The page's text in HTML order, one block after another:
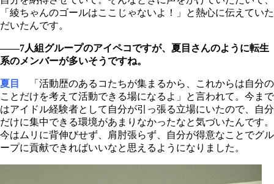
「綾ちゃんのゴールはここじゃないよ！」と熱心に伝えていた
だいたんです。
――7人組グループのアイペコですが、夏目さんのように転生
系のメンバーが多いそうですね。
夏目
「活動歴のあるコたちが集まるから、これからは自分の
ことだけを考えて活動できる場になるよ」と言われて。今まで
はアイドル経験者として自分が引っ張る立場にいたので、自分
だけに集中できる環境があまりなかったなと気づいたんです。
今はムリに背伸びせず、肩肘張らず、自分が得意なことでグル
ープに貢献できればいいなと思えるようになりました。